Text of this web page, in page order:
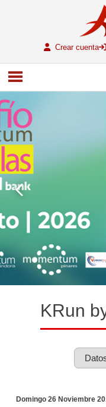
Crear cuenta
KRun
Domingo 26 Noviembre